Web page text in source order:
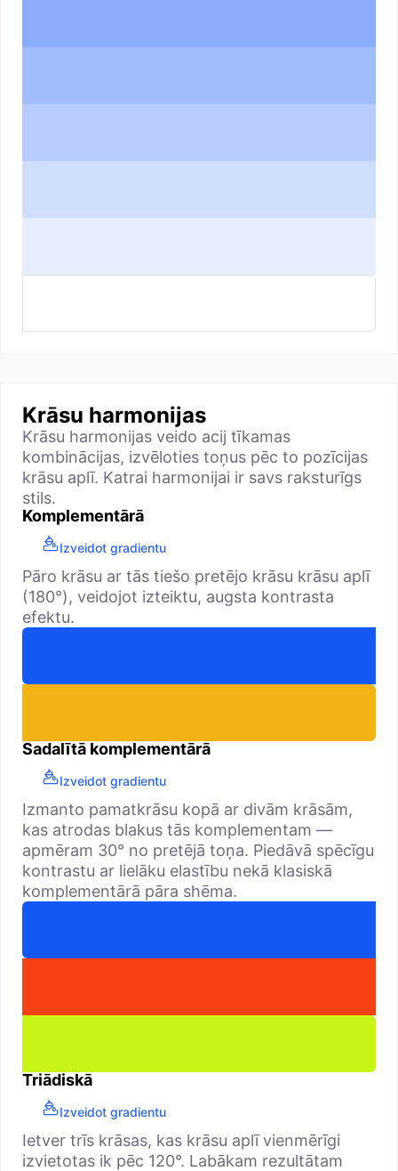
Krāsu harmonijas
Krāsu harmonijas veido acij tīkamas
kombinācijas, izvēloties toņus pēc to pozīcijas
krāsu aplī. Katrai harmonijai ir savs raksturīgs
stils.
Komplementārā
Izveidot gradientu
Pāro krāsu ar tās tiešo pretējo krāsu krāsu aplī
(180°), veidojot izteiktu, augsta kontrasta
efektu.
Sadalītā komplementārā
Izveidot gradientu
Izmanto pamatkrāsu kopā ar divām krāsām,
kas atrodas blakus tās komplementam —
apmēram 30° no pretējā toņa. Piedāvā spēcīgu
kontrastu ar lielāku elastību nekā klasiskā
komplementārā pāra shēma.
Triādiskā
Izveidot gradientu
Ietver trīs krāsas, kas krāsu aplī vienmērīgi
izvietotas ik pēc 120°. Labākam rezultātam